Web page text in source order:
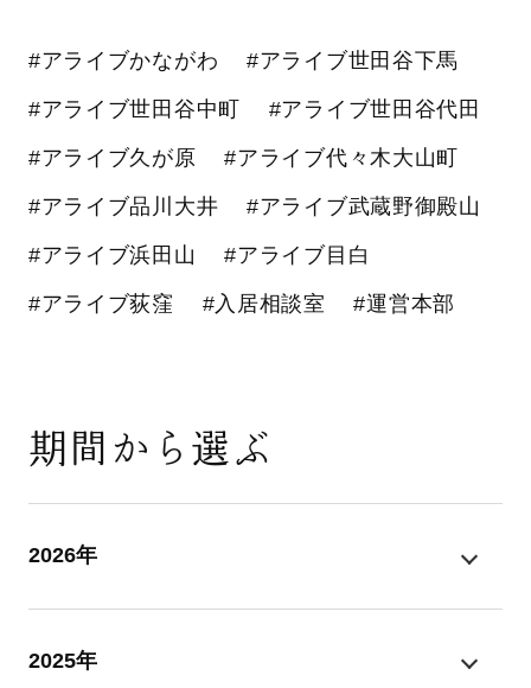
#アライブかながわ #アライブ世田谷下馬
#アライブ世田谷中町 #アライブ世田谷代田
#アライブ久が原 #アライブ代々木大山町
#アライブ品川大井 #アライブ武蔵野御殿山
#アライブ浜田山 #アライブ目白
#アライブ荻窪 #入居相談室 #運営本部
期間から選ぶ
2026年
2025年